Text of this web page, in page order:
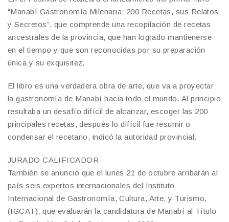
“Manabí Gastronomía Milenaria: 200 Recetas, sus Relatos
y Secretos”, que comprende una recopilación de recetas
ancestrales de la provincia, que han logrado mantienerse
en el tiempo y que son reconocidas por su preparación
única y su exquisitez.
El libro es una verdadera obra de arte, que va a proyectar
la gastronomía de Manabí hacia todo el mundo. Al principio
resultaba un desafío difícil de alcanzar, escoger las 200
principales recetas, después lo difícil fue resumir o
condensar el recetario, indicó la autoridad provincial.
JURADO CALIFICADOR
También se anunció que el lunes 21 de octubre arribarán al
país seis expertos internacionales del Instituto
Internacional de Gastronomía, Cultura, Arte, y Turismo,
(IGCAT), que evaluarán la candidatura de Manabí al Título